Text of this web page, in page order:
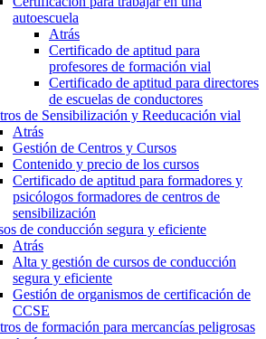
autoescuela
Atrás
Certificado de aptitud para
profesores de formación vial
Certificado de aptitud para directores
de escuelas de conductores
de Sensibilización y Reeducación vial
Atrás
Gestión de Centros y Cursos
Contenido y precio de los cursos
Certificado de aptitud para formadores y
psicólogos formadores de centros de
sensibilización
de conducción segura y eficiente
Atrás
Alta y gestión de cursos de conducción
segura y eficiente
Gestión de organismos de certificación de
CCSE
de formación para mercancías peligrosas